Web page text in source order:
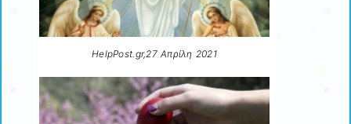
HelpPost.gr,27 Απρίλη 2021